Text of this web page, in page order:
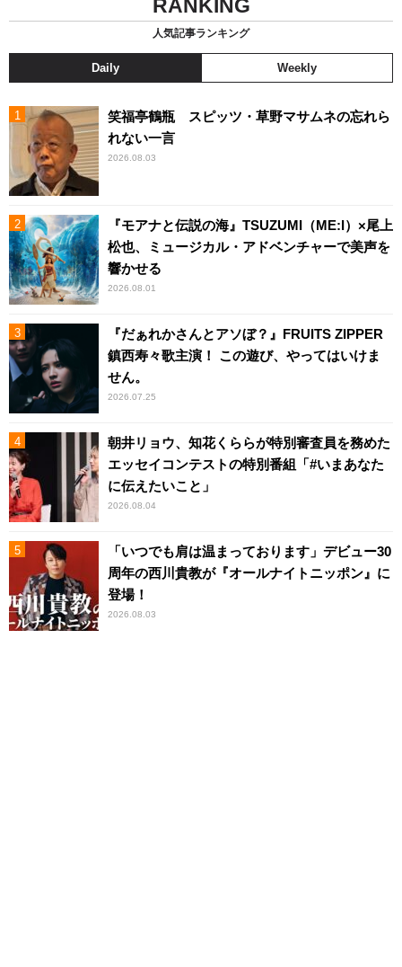
RANKING
人気記事ランキング
Daily Weekly
笑福亭鶴瓶 スピッツ・草野マサムネの忘れら
れない一言
2026.08.03
『モアナと伝説の海』TSUZUMI（ME:I）×尾上
松也、ミュージカル・アドベンチャーで美声を
響かせる
2026.08.01
『だぁれかさんとアソぼ？』FRUITS ZIPPER
鎮西寿々歌主演！ この遊び、やってはいけま
せん。
2026.07.25
朝井リョウ、知花くららが特別審査員を務めた
エッセイコンテストの特別番組「#いまあなた
に伝えたいこと」
2026.08.04
「いつでも肩は温まっております」デビュー30
周年の西川貴教が『オールナイトニッポン』に
登場！
2026.08.03